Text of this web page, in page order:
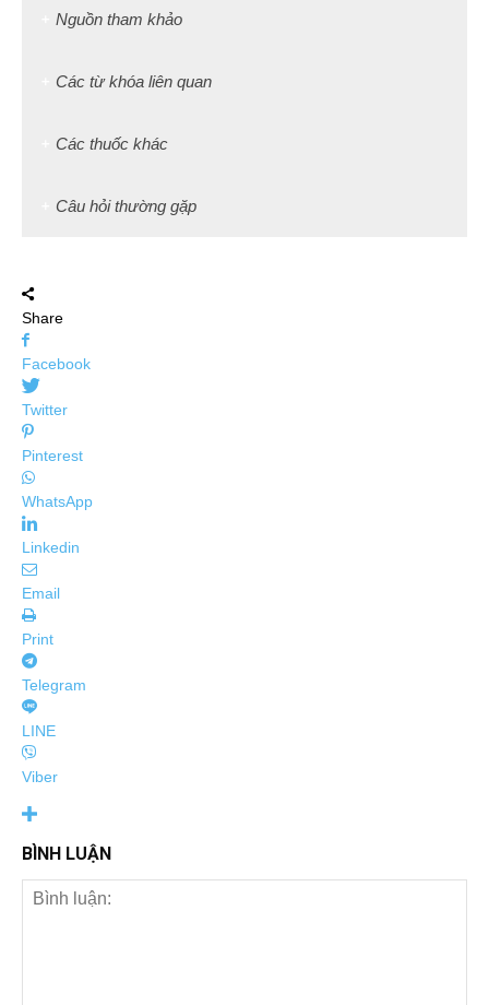
Nguồn tham khảo
Các từ khóa liên quan
Các thuốc khác
Câu hỏi thường gặp
Share
Facebook
Twitter
Pinterest
WhatsApp
Linkedin
Email
Print
Telegram
LINE
Viber
BÌNH LUẬN